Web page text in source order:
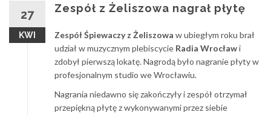
27
KWI
Zespół z Żeliszowa nagrał płytę
Zespół Śpiewaczy z Żeliszowa w ubiegłym roku brał
udział w muzycznym plebiscycie Radia Wrocławi
zdobył pierwszą lokatę. Nagrodą było nagranie płyty w
profesjonalnym studio we Wrocławiu.
Nagrania niedawno się zakończyły i zespół otrzymał
przepiękną płytę z wykonywanymi przez siebie